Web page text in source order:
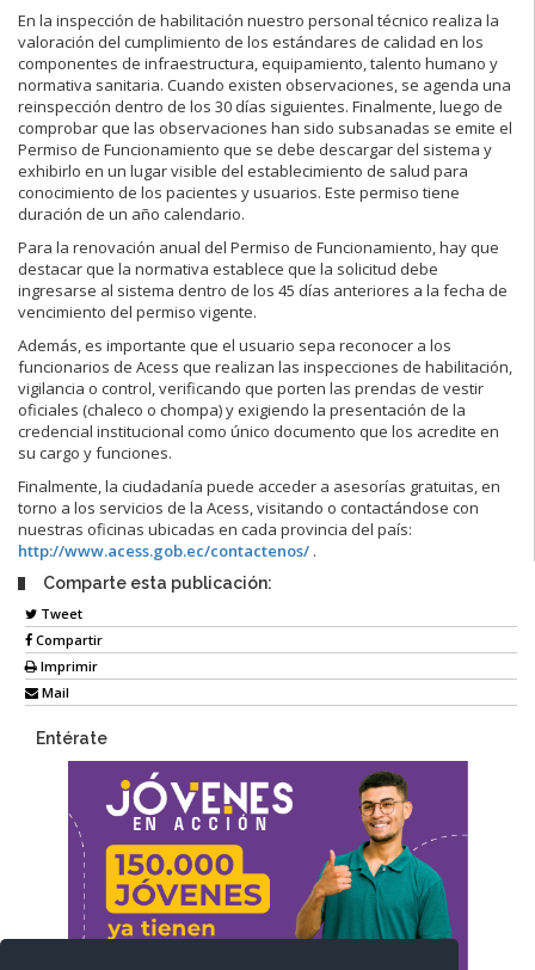
En la inspección de habilitación nuestro personal técnico realiza la
valoración del cumplimiento de los estándares de calidad en los
componentes de infraestructura, equipamiento, talento humano y
normativa sanitaria. Cuando existen observaciones, se agenda una
reinspección dentro de los 30 días siguientes. Finalmente, luego de
comprobar que las observaciones han sido subsanadas se emite el
Permiso de Funcionamiento que se debe descargar del sistema y
exhibirlo en un lugar visible del establecimiento de salud para
conocimiento de los pacientes y usuarios. Este permiso tiene
duración de un año calendario.
Para la renovación anual del Permiso de Funcionamiento, hay que
destacar que la normativa establece que la solicitud debe
ingresarse al sistema dentro de los 45 días anteriores a la fecha de
vencimiento del permiso vigente.
Además, es importante que el usuario sepa reconocer a los
funcionarios de Acess que realizan las inspecciones de habilitación,
vigilancia o control, verificando que porten las prendas de vestir
oficiales (chaleco o chompa) y exigiendo la presentación de la
credencial institucional como único documento que los acredite en
su cargo y funciones.
Finalmente, la ciudadanía puede acceder a asesorías gratuitas, en
torno a los servicios de la Acess, visitando o contactándose con
nuestras oficinas ubicadas en cada provincia del país:
http://www.acess.gob.ec/contactenos/ .
Comparte esta publicación:
Tweet
Compartir
Imprimir
Mail
Entérate